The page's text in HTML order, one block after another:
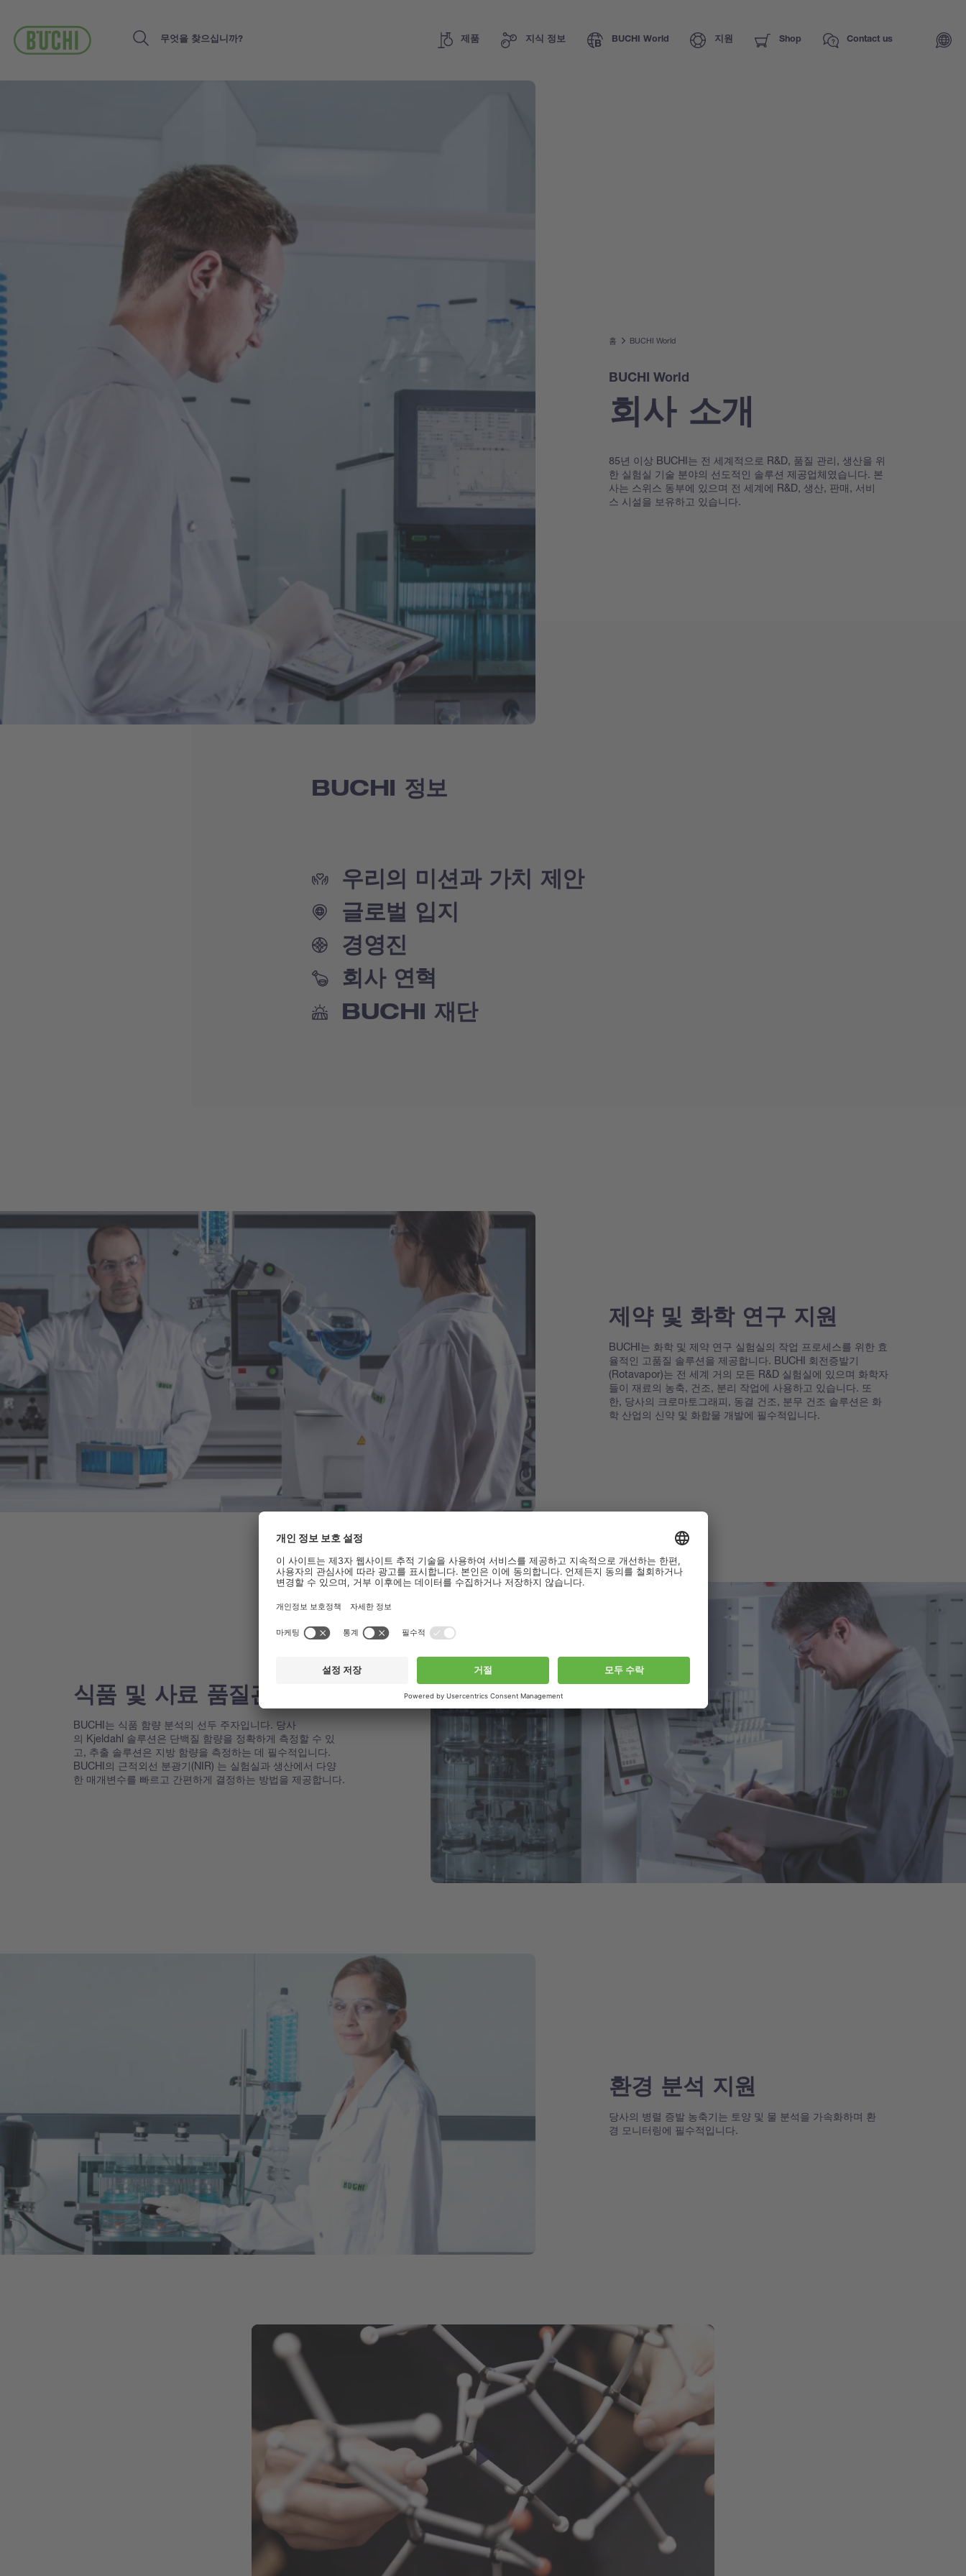
Search
제품 지식 정보 BUCHI World 지원 Shop Contact us
홈 BUCHI World
BUCHI World
회사 소개
85년 이상 BUCHI는 전 세계적으로 R&D, 품질 관리, 생산을 위
한 실험실 기술 분야의 선도적인 솔루션 제공업체였습니다. 본
사는 스위스 동부에 있으며 전 세계에 R&D, 생산, 판매, 서비
스 시설을 보유하고 있습니다.
BUCHI 정보
우리의 미션과 가치 제안
글로벌 입지
경영진
회사 연혁
BUCHI 재단
제약 및 화학 연구 지원
BUCHI는 화학 및 제약 연구 실험실의 작업 프로세스를 위한 효
율적인 고품질 솔루션을 제공합니다. BUCHI 회전증발기
(Rotavapor)는 전 세계 거의 모든 R&D 실험실에 있으며 화학자
들이 재료의 농축, 건조, 분리 작업에 사용하고 있습니다. 또
한, 당사의 크로마토그래피, 동결 건조, 분무 건조 솔루션은 화
학 산업의 신약 및 화합물 개발에 필수적입니다.
식품 및 사료 품질관리 지원
BUCHI는 식품 함량 분석의 선두 주자입니다. 당사
의 Kjeldahl 솔루션은 단백질 함량을 정확하게 측정할 수 있
고, 추출 솔루션은 지방 함량을 측정하는 데 필수적입니다.
BUCHI의 근적외선 분광기(NIR) 는 실험실과 생산에서 다양
한 매개변수를 빠르고 간편하게 결정하는 방법을 제공합니다.
환경 분석 지원
당사의 병렬 증발 농축기는 토양 및 물 분석을 가속화하며 환
경 모니터링에 필수적입니다.